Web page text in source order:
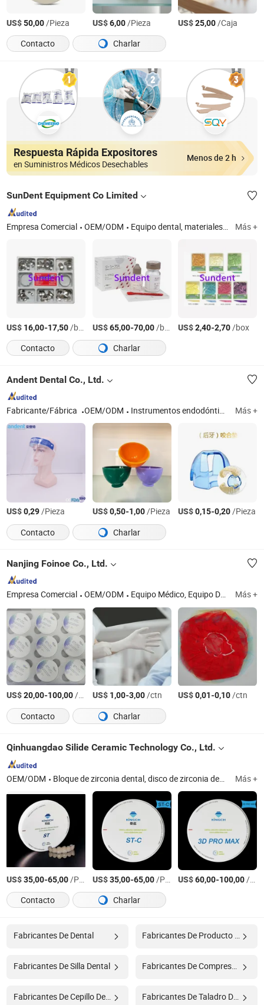
US$50,00/Pieza US$6,00/Pieza US$25,00/Caja
Contacto
Charlar
Respuesta Rápida Expositores
en Suministros Médicos Desechables
Menos de 2 h
SunDent Equipment Co Limited
Empresa Comercial OEM/ODM Equipo dental, materiales dentales, instrumentos dentales, fresas y limas dentales, unidad dental, cámara dental, productos desechables dentales, sistema de autoclavado Más +
US$ 16,00-17,50/box US$65,00-70,00/box US$2,40-2,70/box
Contacto
Charlar
Andent Dental Co., Ltd.
Fabricante/Fábrica OEM/ODM Instrumentos endodónticos; Ortodoncia; Fotografía dental; Caja de dentaduras; Micro aplicador dental Más +
US$0,29/Pieza US$0,50-1,00/Pieza US$0,15-0,20/Pieza
Contacto
Charlar
Nanjing Foinoe Co., Ltd.
Empresa Comercial OEM/ODM Equipo Médico, Equipo Dental, Silla de Ruedas Eléctrica, Equipo Hospitalario, Gabinete Dental, Equipo de Quirófano Más +
US$20,00-100,00/Pieza US$ 1,00-3,00/ctn US$0,01-0,10/ctn
Contacto
Charlar
Qinhuangdao Silide Ceramic Technology Co., Ltd.
OEM/ODM Bloque de zirconia dental, disco de zirconia dental, disco dental multicapa, blank de zirconia, cerámicas de zirconia dental, bloque de cerámicas de zirconia, blank de zirconia dental, horno de sinterización dental, horno de porcelana dental, máquina de fresado dental Más +
US$35,00-65,00/Pieza US$35,00-65,00/Pieza US$60,00-100,00/Pieza
Contacto
Charlar
Fabricantes De Dental
Fabricantes De Silla Dental Fabricantes De Compresor Dental
Fabricantes De Cepillo Dental Fabricantes De Taladro Dental